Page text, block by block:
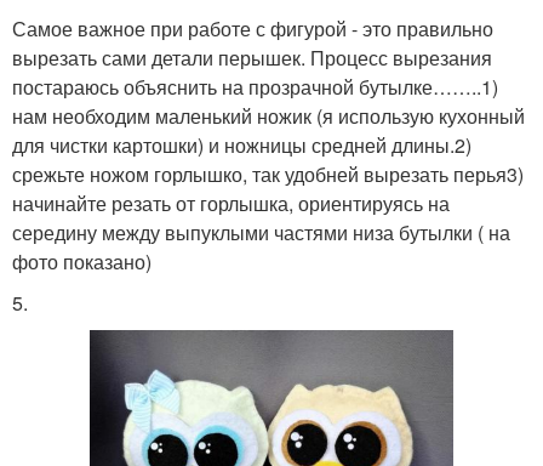
Самое важное при работе с фигурой - это правильно
вырезать сами детали перышек. Процесс вырезания
постараюсь объяснить на прозрачной бутылке……..1)
нам необходим маленький ножик (я использую кухонный
для чистки картошки) и ножницы средней длины.2)
срежьте ножом горлышко, так удобней вырезать перья3)
начинайте резать от горлышка, ориентируясь на
середину между выпуклыми частями низа бутылки ( на
фото показано)
5.